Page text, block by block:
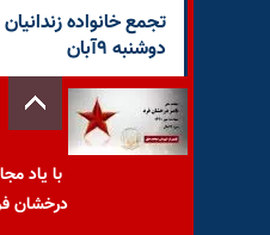
تجمع خانواده زندانیان
دوشنبه ۹آبان
با یاد
درخشان